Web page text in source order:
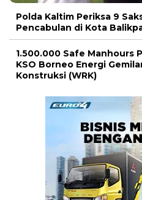
Polda Kaltim Periksa 9
Pencabulan di Kota
1.500.000 Safe Manhours
KSO Borneo Energi
Konstruksi (WRK)